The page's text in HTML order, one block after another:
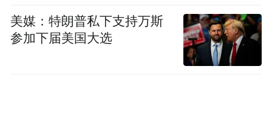
美媒：特朗普私下支持万斯
参加下届美国大选